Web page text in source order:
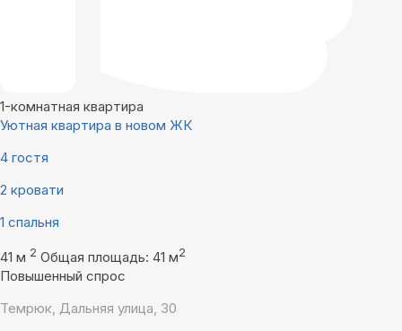
1-комнатная квартира
Уютная квартира в новом ЖК
4 гостя
2 кровати
1 спальня
41 м 2 Общая площадь: 41 м2
Повышенный спрос
Темрюк, Дальняя улица, 30